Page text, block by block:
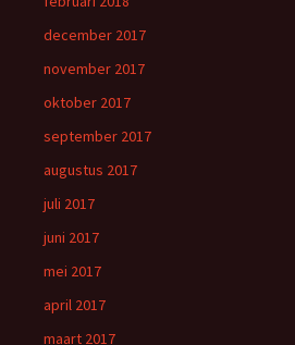
december 2017
november 2017
oktober 2017
september 2017
augustus 2017
juli 2017
juni 2017
mei 2017
april 2017
maart 2017